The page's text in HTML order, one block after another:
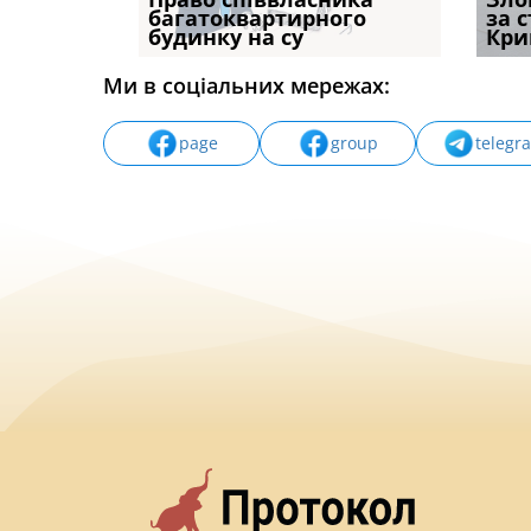
багатоквартирного
будинку на су
компенсацію за
незаконні дії
за
Ми в соціальних мережах:
page group